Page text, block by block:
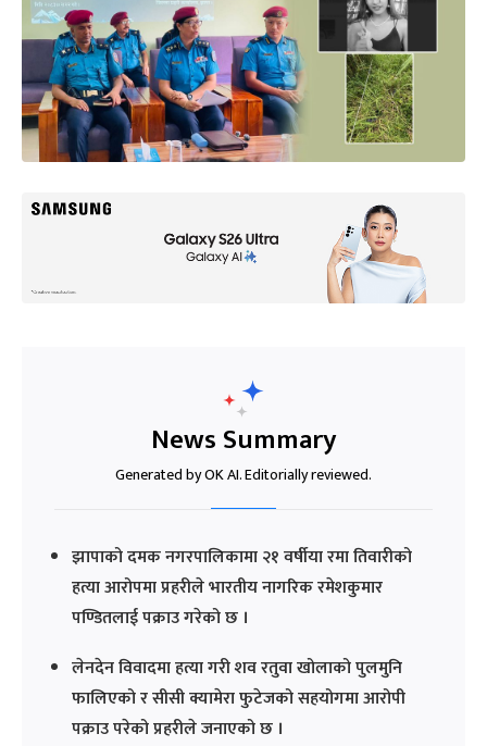
News Summary
Generated by OK AI. Editorially reviewed.
झापाको दमक नगरपालिकामा २१ वर्षीया रमा तिवारीको
हत्या आरोपमा प्रहरीले भारतीय नागरिक रमेशकुमार
पण्डितलाई पक्राउ गरेको छ ।
लेनदेन विवादमा हत्या गरी शव रतुवा खोलाको पुलमुनि
फालिएको र सीसी क्यामेरा फुटेजको सहयोगमा आरोपी
पक्राउ परेको प्रहरीले जनाएको छ ।